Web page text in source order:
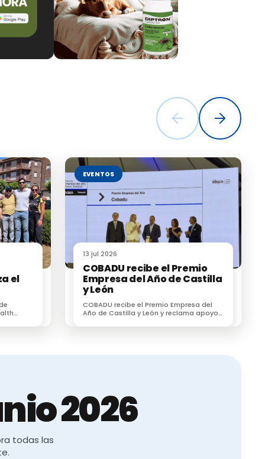
el
EVENTOS
13 jul 2026
COBADU recibe el Premio
Empresa del Año de Castilla
y León
COBADU recibe el Premio Empresa del
Año de Castilla y León y reclama apoyo
futuro del medio rural
2026
todas las